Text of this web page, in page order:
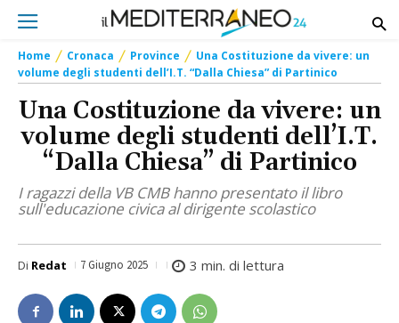
Home Cronaca Province
Una Costituzione da vivere: un
volume degli studenti dell’I.T. “Dalla Chiesa” di Partinico
Una Costituzione da vivere: un
volume degli studenti dell’I.T.
“Dalla Chiesa” di Partinico
I ragazzi della VB CMB hanno presentato il libro
sull'educazione civica al dirigente scolastico
Di Redat 7 Giugno 2025 3 min. di lettura